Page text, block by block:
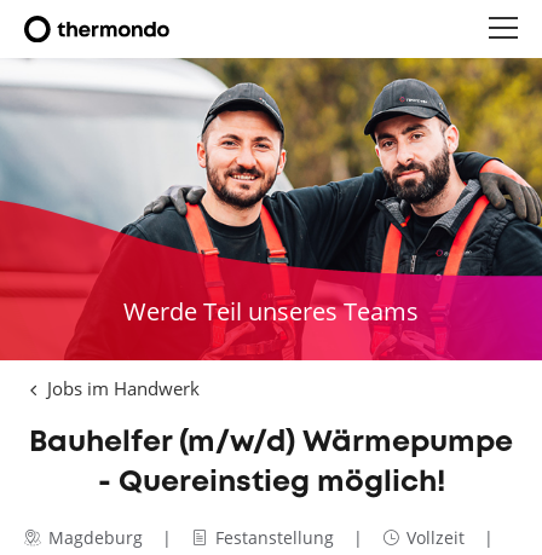
Werde Teil unseres Teams
Jobs im Handwerk
Bauhelfer (m/w/d) Wärmepumpe
- Quereinstieg möglich!
Magdeburg Festanstellung
Vollzeit